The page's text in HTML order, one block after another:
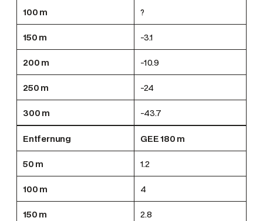
100 m ?
150 m -3.1
200 m -10.9
250 m -24
300 m -43.7
Entfernung GEE 180 m
50 m 1.2
100 m 4
150 m 2.8